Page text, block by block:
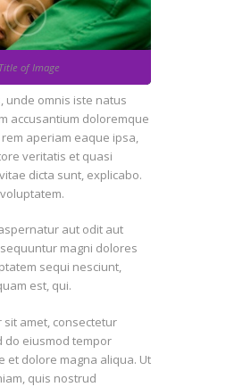
Title of Image
unde omnis iste natus
accusantium doloremque
aperiam eaque ipsa,
veritatis et quasi
dicta sunt, explicabo.
aut odit aut
magni dolores
sequi nesciunt,
est, qui.
sit amet, consectetur
do eiusmod tempor
et dolore magna aliqua. Ut
quis nostrud